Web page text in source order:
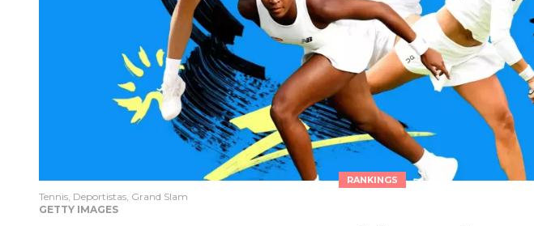
RANKINGS
Tennis, Deportistas, Grand Slam
GETTY IMAGES